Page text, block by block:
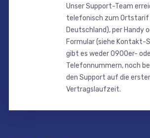
Unser Support-Team
telefonisch zum
Deutschland), per Handy
Formular (siehe Kontakt-
gibt es weder 0900er-
Telefonnummern, noch
den Support auf die
Vertragslaufzeit.